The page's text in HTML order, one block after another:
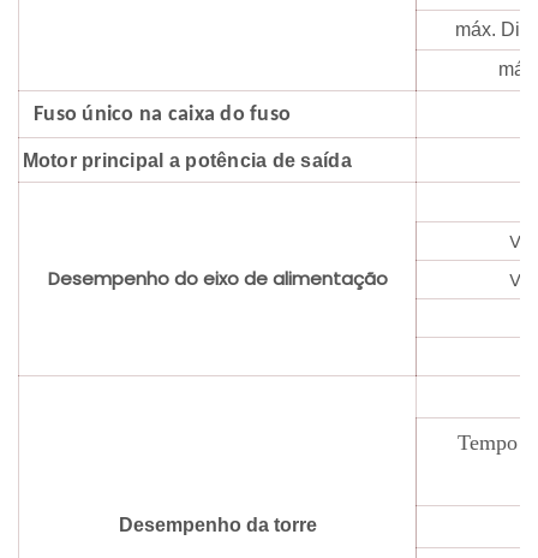
máx.
Fuso único na caixa do fuso
Motor principal a potência de saída
Desempenho do eixo de alimentação
Desempenho da torre
Tempo